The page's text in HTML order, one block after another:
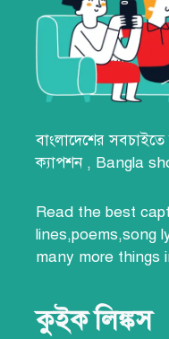
বাংলাদেশের
ক্যাপশন, Bangla
Read the best
lines,poems,song
many more things
কুইক লিঙ্কস